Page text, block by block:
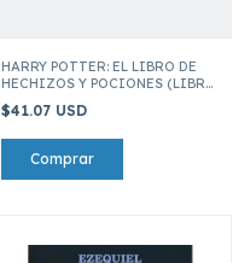
HARRY POTTER: EL LIBRO DE
HECHIZOS Y POCIONES (LIBRO
$41.07 USD